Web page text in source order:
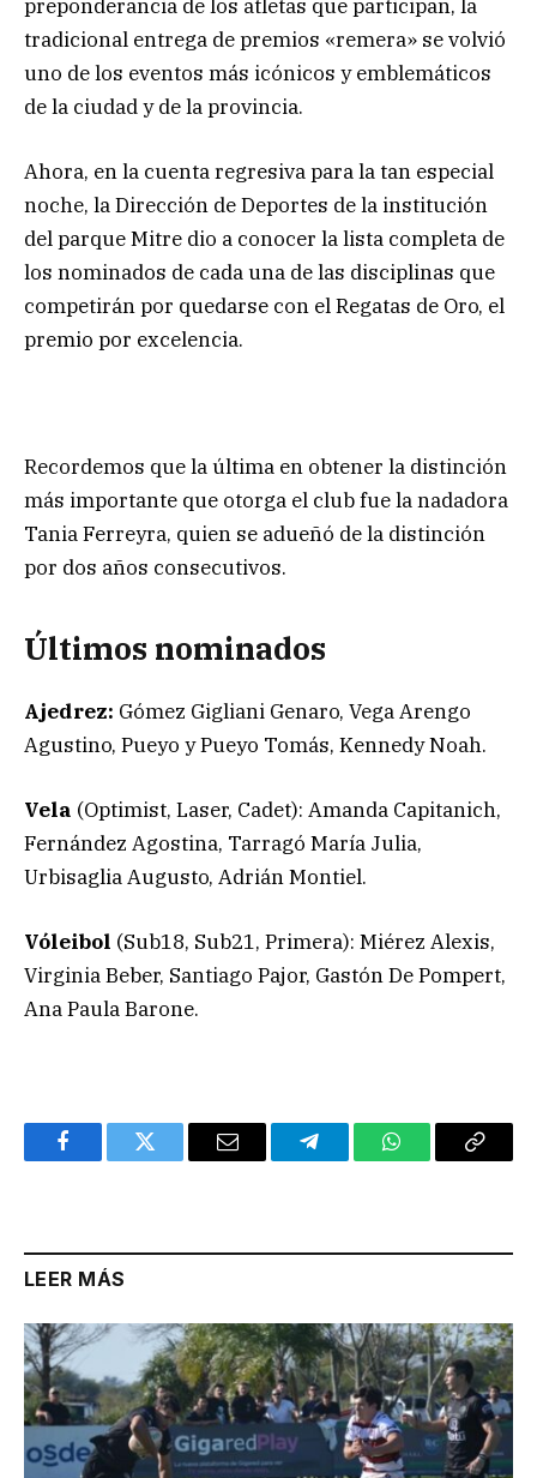
preponderancia de los atletas que participan, la
tradicional entrega de premios «remera» se volvió
uno de los eventos más icónicos y emblemáticos
de la ciudad y de la provincia.
Ahora, en la cuenta regresiva para la tan especial
noche, la Dirección de Deportes de la institución
del parque Mitre dio a conocer la lista completa de
los nominados de cada una de las disciplinas que
competirán por quedarse con el Regatas de Oro, el
premio por excelencia.
Recordemos que la última en obtener la distinción
más importante que otorga el club fue la nadadora
Tania Ferreyra, quien se adueñó de la distinción
por dos años consecutivos.
Últimos nominados
Ajedrez: Gómez Gigliani Genaro, Vega Arengo
Agustino, Pueyo y Pueyo Tomás, Kennedy Noah.
Vela (Optimist, Laser, Cadet): Amanda Capitanich,
Fernández Agostina, Tarragó María Julia,
Urbisaglia Augusto, Adrián Montiel.
Vóleibol (Sub18, Sub21, Primera): Miérez Alexis,
Virginia Beber, Santiago Pajor, Gastón De Pompert,
Ana Paula Barone.
FacebookTwitter Email TelegramWhatsAppCopy
LEER MÁS